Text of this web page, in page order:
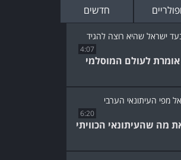
חדשים
4:07
לעולם המוסלמי
6:20
מה שהעיתונאי הכוויתי